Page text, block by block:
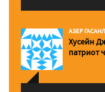
АЗЕР
Хусейн
патриот